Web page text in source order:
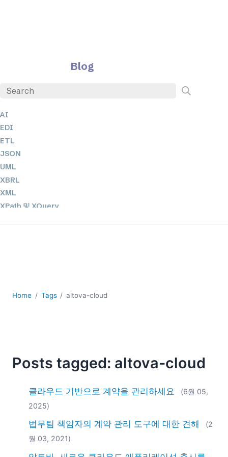
Blog
AI
EDI
ETL
JSON
UML
XBRL
XML
XPath 및 XQuery
데이터베이스 + SQL
2026
2025
2023
2022
2021
2020
Home Tags altova-cloud
Posts tagged: altova-cloud
클라우드 기반으로 계약을 관리하세요
(6월 05,
2025)
법무팀 책임자의 계약 관리 도구에 대한 견해
(2
월 03, 2021)